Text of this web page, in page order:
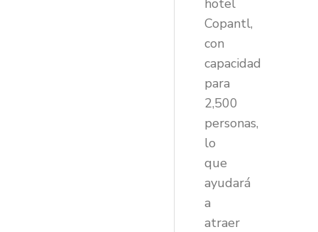
hotel
Copantl,
con
capacidad
para
2,500
personas,
lo
que
ayudará
a
atraer